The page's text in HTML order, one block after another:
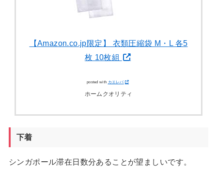
【Amazon.co.jp限定】 衣類圧縮袋 M・L 各5
枚 10枚組
posted with カエレバ
ホームクオリティ
下着
シンガポール滞在日数分あることが望ましいです。